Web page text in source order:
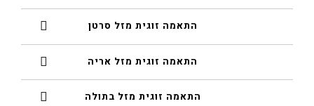
התאמה זוגית מזל סרטן
התאמה זוגית מזל אריה
התאמה זוגית מזל בתולה